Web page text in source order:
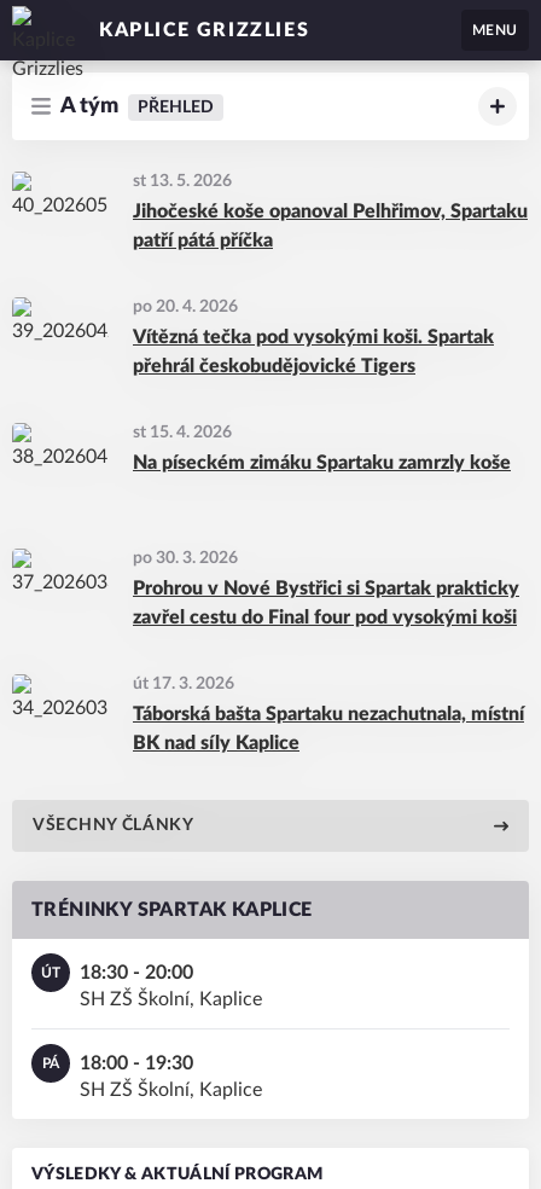
KAPLICE GRIZZLIES MENU
A tým PŘEHLED
st 13. 5. 2026
Jihočeské koše opanoval Pelhřimov, Spartaku
patří pátá příčka
po 20. 4. 2026
Vítězná tečka pod vysokými koši. Spartak
přehrál českobudějovické Tigers
st 15. 4. 2026
Na píseckém zimáku Spartaku zamrzly koše
po 30. 3. 2026
Prohrou v Nové Bystřici si Spartak prakticky
zavřel cestu do Final four pod vysokými koši
út 17. 3. 2026
Táborská bašta Spartaku nezachutnala, místní
BK nad síly Kaplice
VŠECHNY ČLÁNKY
TRÉNINKY SPARTAK KAPLICE
ÚT
18:30 - 20:00
SH ZŠ Školní, Kaplice
PÁ
18:00 - 19:30
SH ZŠ Školní, Kaplice
VÝSLEDKY & AKTUÁLNÍ PROGRAM